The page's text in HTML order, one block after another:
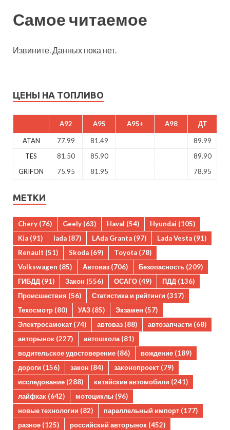
Самое читаемое
Извините. Данных пока нет.
ЦЕНЫ НА ТОПЛИВО
A92 A95 A95+ A98 ДТ
ATAN 77.99 81.49
89.99
TES
81.50 85.90
89.90
GRIFON
75.95 81.95 78.95
МЕТКИ
Chery (76) Geely (63) Haval (54) Hyundai (105)
Kia (91) lada (87) LAda Granta (97) Lada Vesta (91)
Renault (51) Skoda (69) Toyota (78)
Volkswagen (85) Автоваз (706) Безопасность (209)
ГИБДД (91) Закон (556) ОСАГО (49) ПДД (136)
Происшествия (56) Статистика и рейтинги (317)
Техосмотр (80) УАЗ (85) Экзамен (57)
Электросамокат (74) автоваз (88) автозапчасти (68)
авторынок (227) автошкола(81)
водительское удостоверение (86) вождение (189)
дороги (156) закон (84) законопроект (79)
исследование (288) китайские автомобили (241)
лайфхак (642) мотоциклы (96)
новые технологии (82) параллельный импорт (177)
разное (125) российский авторынок (452)